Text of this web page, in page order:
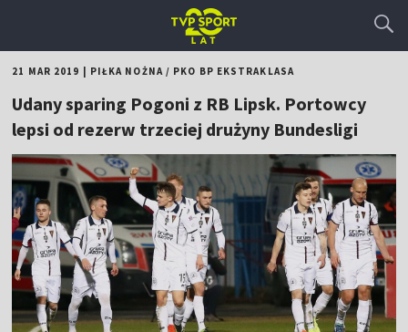
21 MAR 2019 PIŁKA NOŻNA/ PKO BP EKSTRAKLASA
Udany sparing Pogoni z RB Lipsk. Portowcy
lepsi od rezerw trzeciej drużyny Bundesligi